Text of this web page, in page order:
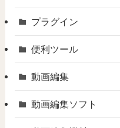
プラグイン
便利ツール
動画編集
動画編集ソフト